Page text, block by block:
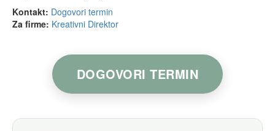
Kontakt: Dogovori termin
Za firme: Kreativni Direktor
DOGOVORI TERMIN